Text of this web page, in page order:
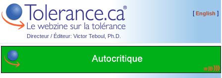
Directeur / Éditeur: Victor Teboul, Ph.D.
[English ]